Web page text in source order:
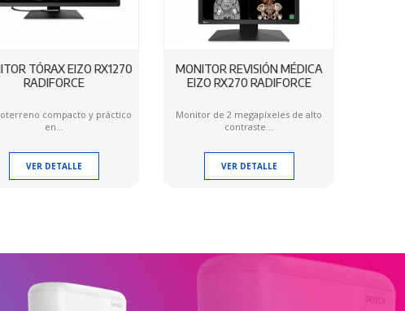
TÓRAX EIZO RX1270
RADIFORCE
compacto y práctico
en...
VER DETALLE
MONITOR REVISIÓN MÉDICA
EIZO RX270 RADIFORCE
Monitor de 2 megapíxeles de alto
contraste...
VER DETALLE